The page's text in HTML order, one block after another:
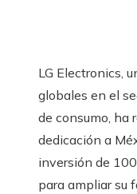
LG Electronics,
globales en el
de consumo, ha
dedicación a
inversión de
para ampliar su